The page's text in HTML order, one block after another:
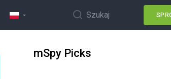
Szukaj
mSpy Picks